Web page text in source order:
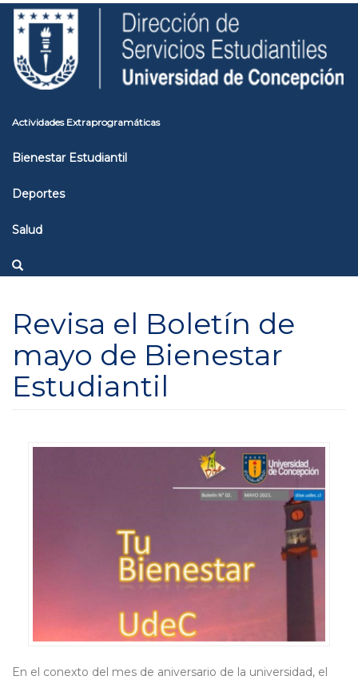
Pasar
contenido
principal
Toggle
high
contrast
Actividades Extraprogramáticas
Bienestar Estudiantil
Deportes
Salud
Revisa el Boletín de
mayo de Bienestar
Estudiantil
En el conexto del mes de aniversario de la universidad, el